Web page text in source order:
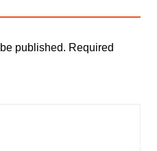
published. Required